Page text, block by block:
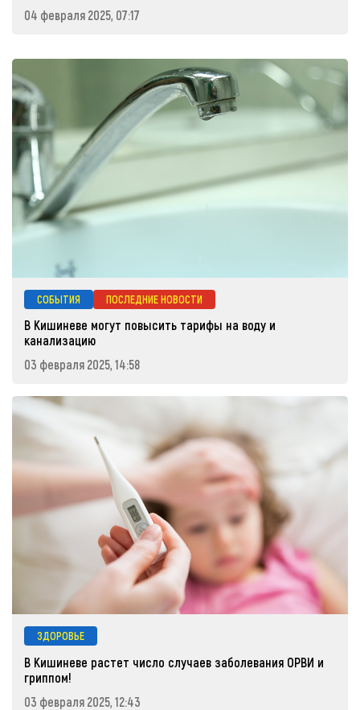
04 февраля 2025, 07:17
СОБЫТИЯ ПОСЛЕДНИЕ НОВОСТИ
В Кишиневе могут повысить тарифы на воду и
канализацию
03 февраля 2025, 14:58
ЗДОРОВЬЕ
В Кишиневе растет число случаев заболевания ОРВИ и
гриппом!
03 февраля 2025, 12:43